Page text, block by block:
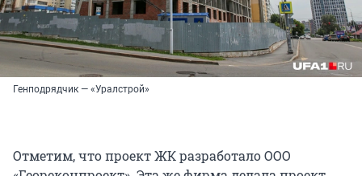
Генподрядчик — «Уралстрой»
Отметим, что проект ЖК разработало ООО